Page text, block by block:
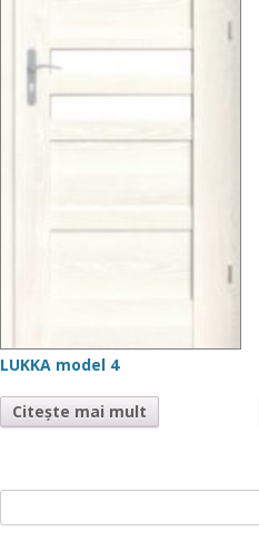
LUKKA model 4
Citește mai mult
după: